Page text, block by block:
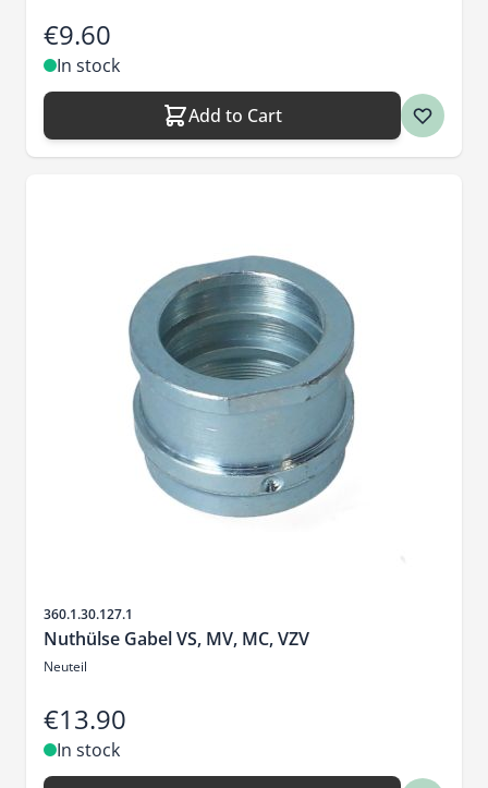
€9.60
In stock
Add to Cart
Sku
360.1.30.127.1
Nuthülse Gabel VS, MV, MC, VZV
Neuteil
€13.90
In stock